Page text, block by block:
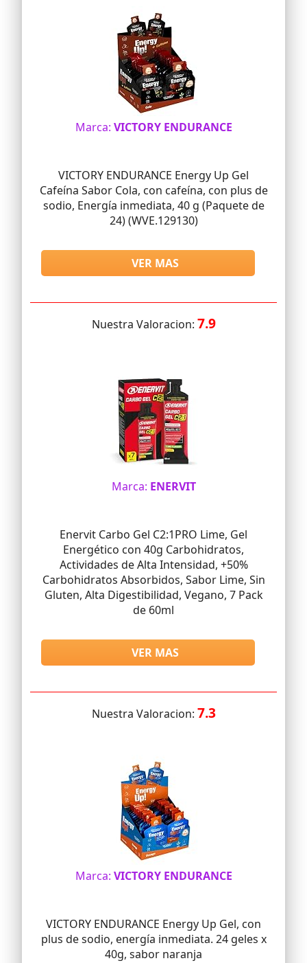
Marca: VICTORY ENDURANCE
VICTORY ENDURANCE Energy Up Gel
Cafeína Sabor Cola, con cafeína, con plus de
sodio, Energía inmediata, 40 g (Paquete de
24) (WVE.129130)
VER MAS
Nuestra Valoracion: 7.9
Marca: ENERVIT
Enervit Carbo Gel C2:1PRO Lime, Gel
Energético con 40g Carbohidratos,
Actividades de Alta Intensidad, +50%
Carbohidratos Absorbidos, Sabor Lime, Sin
Gluten, Alta Digestibilidad, Vegano, 7 Pack
de 60ml
VER MAS
Nuestra Valoracion: 7.3
Marca: VICTORY ENDURANCE
VICTORY ENDURANCE Energy Up Gel, con
plus de sodio, energía inmediata. 24 geles x
40g, sabor naranja